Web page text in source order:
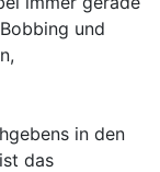
und
in den
das